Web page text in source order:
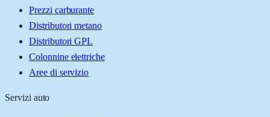
Prezzi carburante
Distributori metano
Distributori GPL
Colonnine elettriche
Aree di servizio
Servizi auto